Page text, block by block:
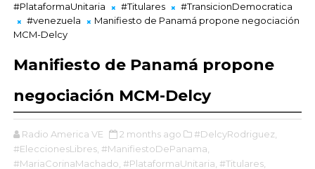
#PlataformaUnitaria
#Titulares
#TransicionDemocratica
#venezuela
Manifiesto de Panamá propone negociación
MCM-Delcy
Manifiesto de Panamá propone
negociación MCM-Delcy
Radio America VE 2 months ago
#DelcyRodriguez,
#EleccionesLibres, #ManifiestoDePanama,
#MariaCorinaMachado, #PlataformaUnitaria, #Titulares,